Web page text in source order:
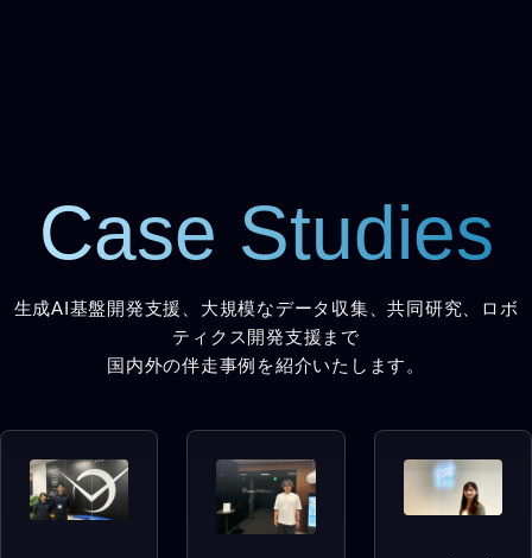
Case Studies
生成AI基盤開発支援、大規模なデータ収集、共同研究、ロボ
ティクス開発支援まで
国内外の伴走事例を紹介いたします。